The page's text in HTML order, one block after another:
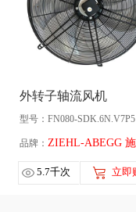
外转子轴流风机
型号：FN080-SDK.6N.V7P5
品牌： ZIEHL-ABEGG
5.7千次 立即